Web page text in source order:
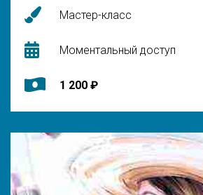
Мастер-класс
Моментальный доступ
1 200 ₽